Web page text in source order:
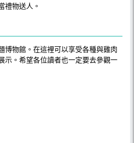
禮物送人。
博物館。在這裡可以享受各種與雞肉
示。希望各位讀者也一定要去參觀一